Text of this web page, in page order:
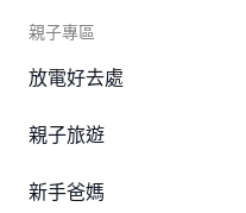
親子專區
放電好去處
親子旅遊
新手爸媽